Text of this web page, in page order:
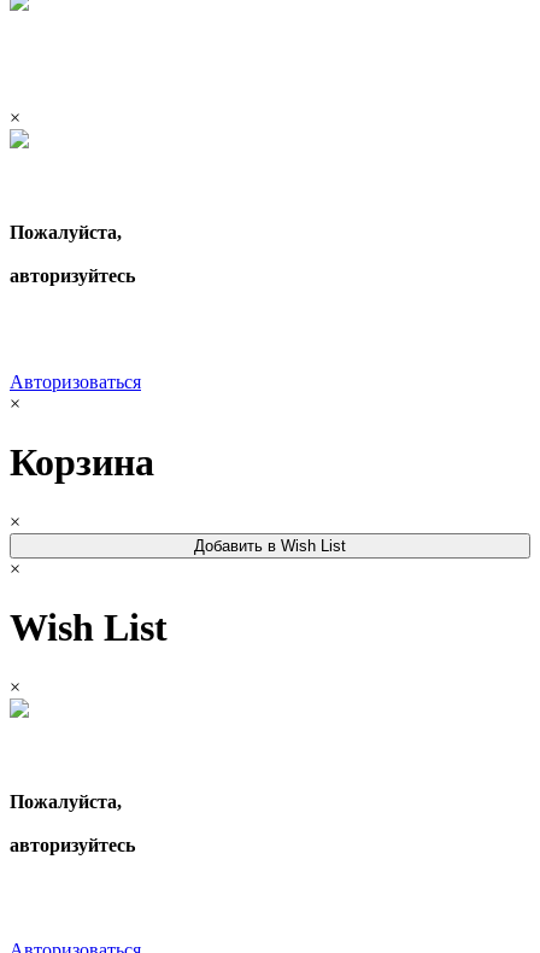
×
Пожалуйста,
авторизуйтесь
Авторизоваться
×
Корзина
×
Добавить в Wish List
×
Wish List
×
Пожалуйста,
авторизуйтесь